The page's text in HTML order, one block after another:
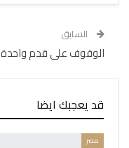
السابق
الوقوف على قدم واحدة
قد يعجبك ايضا
مصر